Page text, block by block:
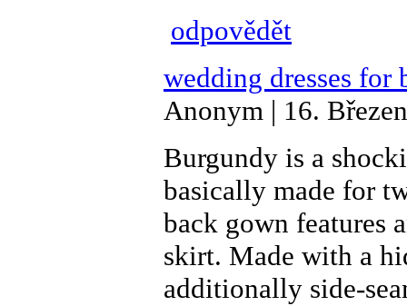
odpovědět
wedding dresses for
Anonym | 16.
Burgundy is a
basically made for
back gown features
skirt. Made with a
additionally side-